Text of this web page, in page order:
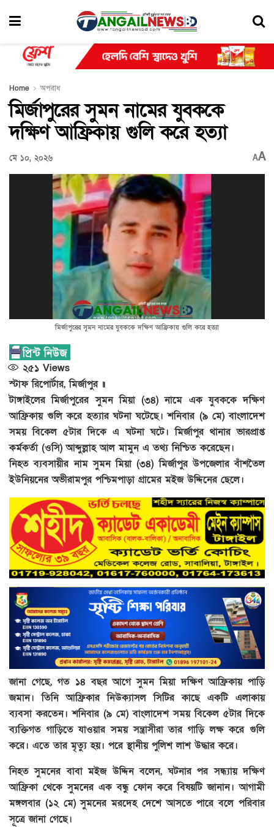
Home অপরাধ
মির্জাপুরের সুমন নামের যুবককে
দক্ষিণ আফ্রিকায় গুলি করে হত্যা
মে ১০, ২০২৬ AA
মির্জাপুরের সুমন নামের যুবককে দক্ষিণ আফ্রিকায় গুলি করে হত্যা
২৫১ Views
স্টাফ রিপোর্টার, মির্জাপুর ॥
টাঙ্গাইলের মির্জাপুরের সুমন মিয়া (৩৪) নামে এক যুবককে দক্ষিণ
আফ্রিকায় গুলি করে হত্যার ঘটনা ঘটেছে। শনিবার (৯ মে) বাংলাদেশ
সময় বিকেল ৫টার দিকে এ ঘটনা ঘটে। মির্জাপুর থানার ভারপ্রাপ্ত
কর্মকর্তা (ওসি) আব্দুল্লাহ আল মামুন এ তথ্য নিশ্চিত করেছেন।
নিহত ব্যবসায়ীর নাম সুমন মিয়া (৩৪) মির্জাপুর উপজেলার বাঁশতৈল
ইউনিয়নের অভীরামপুর পশ্চিমপাড়া গ্রামের মইজ উদ্দিনের ছেলে।
জানা গেছে, গত ১৪ বছর আগে সুমন মিয়া দক্ষিণ আফ্রিকায় পাড়ি
জমান। তিনি আফ্রিকার নিউক্যাসল সিটির কাছে একটি এলাকায়
ব্যবসা করতেন। শনিবার (৯ মে) বাংলাদেশ সময় বিকেল ৫টার দিকে
ব্যক্তিগত গাড়িতে যাওয়ার সময় সন্ত্রাসীরা তার গাড়ি লক্ষ করে গুলি
করে। এতে তার মৃত্যু হয়। পরে স্থানীয় পুলিশ লাশ উদ্ধার করে।
নিহত সুমনের বাবা মইজ উদ্দিন বলেন, ঘটনার পর সন্ধ্যায় দক্ষিণ
আফ্রিকা থেকে সুমনের এক বন্ধু ফোন করে বিষয়টি জানান। আগামী
মঙ্গলবার (১২ মে) সুমনের মরদেহ দেশে আসতে পারে বলে পরিবার
সূত্রে জানা গেছে।